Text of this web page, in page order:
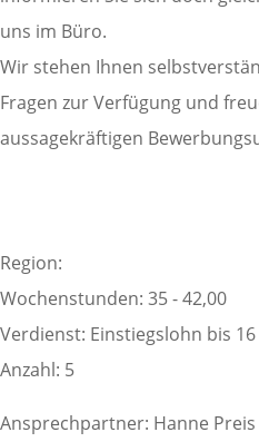
uns im Büro.
Wir stehen Ihnen
Fragen zur Verfügung und
aussagekräftigen
Region:
Wochenstunden: 35 - 42,00
Verdienst: Einstiegslohn bis
Anzahl: 5
Ansprechpartner: Hanne Preis